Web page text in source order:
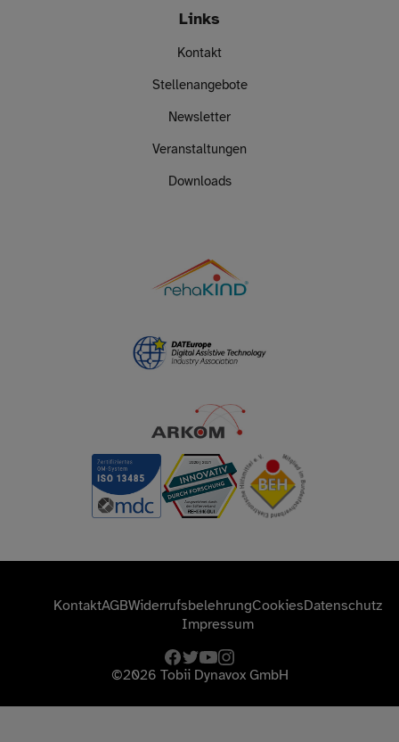
Links
Kontakt
Stellenangebote
Newsletter
Veranstaltungen
Downloads
KontaktAGBWiderrufsbelehrungCookiesDatenschutz
Impressum
facebook
twitteryoutube
©2026 Tobii Dynavox GmbH